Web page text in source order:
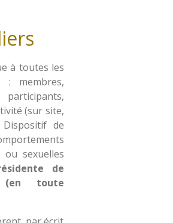
à toutes les
: membres,
(sur site,
de
sexuelles
de
(en toute